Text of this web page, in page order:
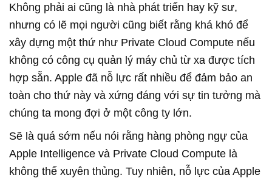
Không phải ai cũng là nhà phát triển hay kỹ sư,
nhưng có lẽ mọi người cũng biết rằng khá khó để
xây dựng một thứ như Private Cloud Compute nếu
không có công cụ quản lý máy chủ từ xa được tích
hợp sẵn. Apple đã nỗ lực rất nhiều để đảm bảo an
toàn cho thứ này và xứng đáng với sự tin tưởng mà
chúng ta mong đợi ở một công ty lớn.
Sẽ là quá sớm nếu nói rằng hàng phòng ngự của
Apple Intelligence và Private Cloud Compute là
không thể xuyên thủng. Tuy nhiên, nỗ lực của Apple